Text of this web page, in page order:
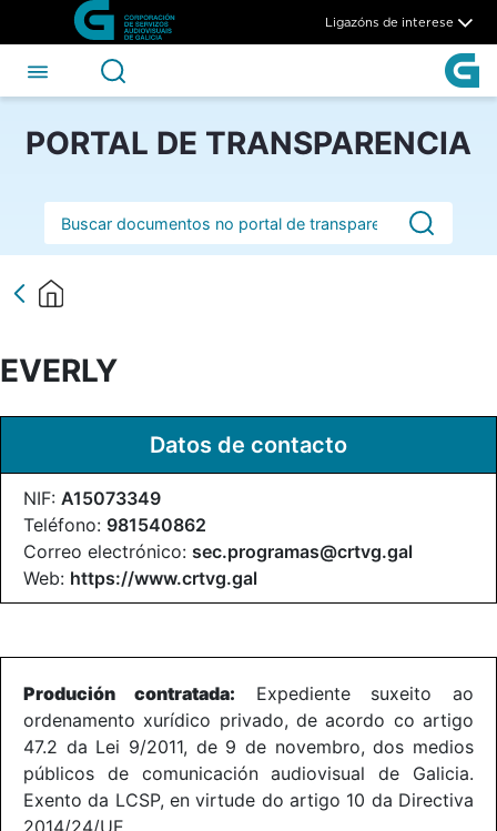
Skip to Main Content
EVERLY - CSAG Ligazóns de interese
PORTAL DE TRANSPARENCIA
Barra de busca
EVERLY
Datos de contacto
NIF: A15073349
Teléfono: 981540862
Correo electrónico: sec.programas@crtvg.gal
Web: https://www.crtvg.gal
Produción contratada: Expediente suxeito ao
ordenamento xurídico privado, de acordo co artigo
47.2 da Lei 9/2011, de 9 de novembro, dos medios
públicos de comunicación audiovisual de Galicia.
Exento da LCSP, en virtude do artigo 10 da Directiva